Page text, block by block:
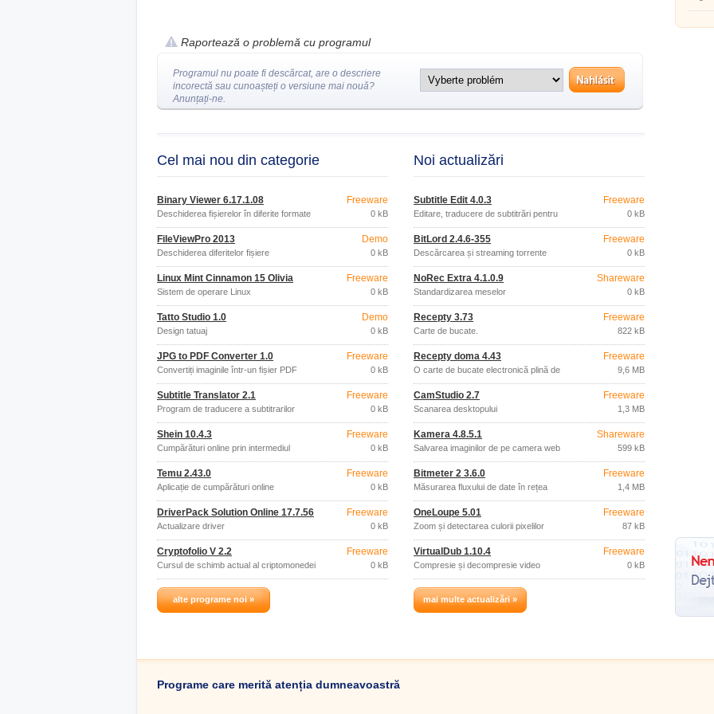
Raportează o problemă cu programul
Programul nu poate fi descărcat, are o descriere
incorectă sau cunoașteți o versiune mai nouă?
Anunțați-ne.
Cel mai nou din categorie
Binary Viewer 6.17.1.08
Deschiderea fișierelor în diferite formate
Freeware
0 kB
FileViewPro 2013
Deschiderea diferitelor fișiere
Demo
0 kB
Linux Mint Cinnamon 15 Olivia
Sistem de operare Linux
Freeware
0 kB
Tatto Studio 1.0
Design tatuaj
Demo
0 kB
JPG to PDF Converter 1.0
Convertiți imaginile într-un fișier PDF
Freeware
0 kB
Subtitle Translator 2.1
Program de traducere a subtitrarilor
Freeware
0 kB
Shein 10.4.3
Cumpărături online prin intermediul
Freeware
0 kB
Temu 2.43.0
Aplicație de cumpărături online
Freeware
0 kB
DriverPack Solution Online 17.7.56
Actualizare driver
Freeware
0 kB
Cryptofolio V 2.2
Cursul de schimb actual al criptomonedei
Freeware
0 kB
alte programe noi »
Noi actualizări
Subtitle Edit 4.0.3
Editare, traducere de subtitrări pentru
Freeware
0 kB
BitLord 2.4.6-355
Descărcarea și streaming torrente
Freeware
0 kB
NoRec Extra 4.1.0.9
Standardizarea meselor
Shareware
0 kB
Recepty 3.73
Carte de bucate.
Freeware
822 kB
Recepty doma 4.43
O carte de bucate electronică plină de
Freeware
9,6 MB
CamStudio 2.7
Scanarea desktopului
Freeware
1,3 MB
Kamera 4.8.5.1
Salvarea imaginilor de pe camera web
Shareware
599 kB
Bitmeter 2 3.6.0
Măsurarea fluxului de date în rețea
Freeware
1,4 MB
OneLoupe 5.01
Zoom și detectarea culorii pixelilor
Freeware
87 kB
VirtualDub 1.10.4
Compresie și decompresie video
Freeware
0 kB
mai multe actualizări »
Programe care merită atenția dumneavoastră